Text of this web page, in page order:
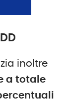
inoltre
a totale